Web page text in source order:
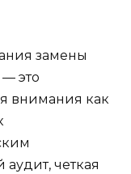
замены
это
внимания как
четкая